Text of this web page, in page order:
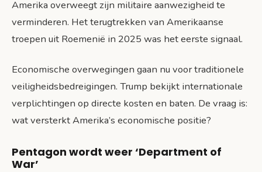
Amerika overweegt zijn militaire aanwezigheid te
verminderen. Het terugtrekken van Amerikaanse
troepen uit Roemenië in 2025 was het eerste signaal.
Economische overwegingen gaan nu voor traditionele
veiligheidsbedreigingen. Trump bekijkt internationale
verplichtingen op directe kosten en baten. De vraag is:
wat versterkt Amerika’s economische positie?
Pentagon wordt weer ‘Department of
War’